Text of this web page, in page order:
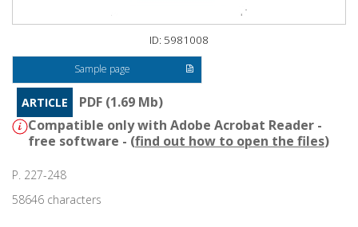
ID: 5981008
Sample page
ARTICLE
PDF (1.69 Mb)
Compatible only with Adobe Acrobat Reader -
free software - (find out how to open the files)
P. 227-248
58646 characters